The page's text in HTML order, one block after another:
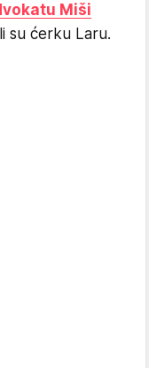
Miši
su ćerku Laru.